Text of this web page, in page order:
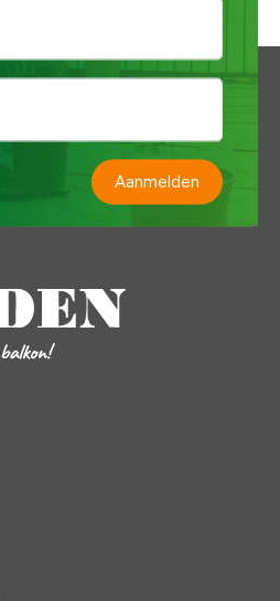
Aanmelden